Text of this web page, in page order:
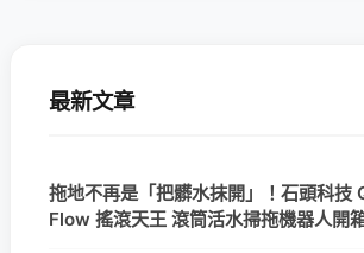
最新文章
拖地不再是「把髒水抹開」！石頭科
Flow 搖滾天王 滾筒活水掃拖機器人開